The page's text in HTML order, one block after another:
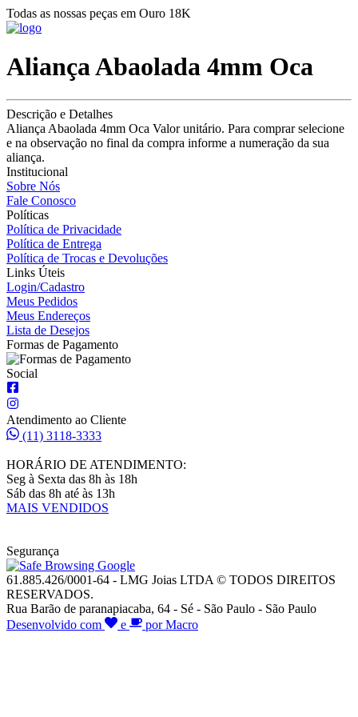
Todas as nossas peças em Ouro 18K
Aliança Abaolada 4mm Oca
Descrição e Detalhes
Aliança Abaolada 4mm Oca Valor unitário. Para comprar selecione
e na observação no final da compra informe a numeração da sua
aliança.
Institucional
Sobre Nós
Fale Conosco
Políticas
Política de Privacidade
Política de Entrega
Política de Trocas e Devoluções
Links Úteis
Login/Cadastro
Meus Pedidos
Meus Endereços
Lista de Desejos
Formas de Pagamento
Social
Atendimento ao Cliente
(11) 3118-3333
HORÁRIO DE ATENDIMENTO:
Seg à Sexta das 8h às 18h
Sáb das 8h até às 13h
MAIS VENDIDOS
Segurança
61.885.426/0001-64 - LMG Joias LTDA © TODOS DIREITOS
RESERVADOS.
Rua Barão de paranapiacaba, 64 - Sé - São Paulo - São Paulo
Desenvolvido com
e por Macro